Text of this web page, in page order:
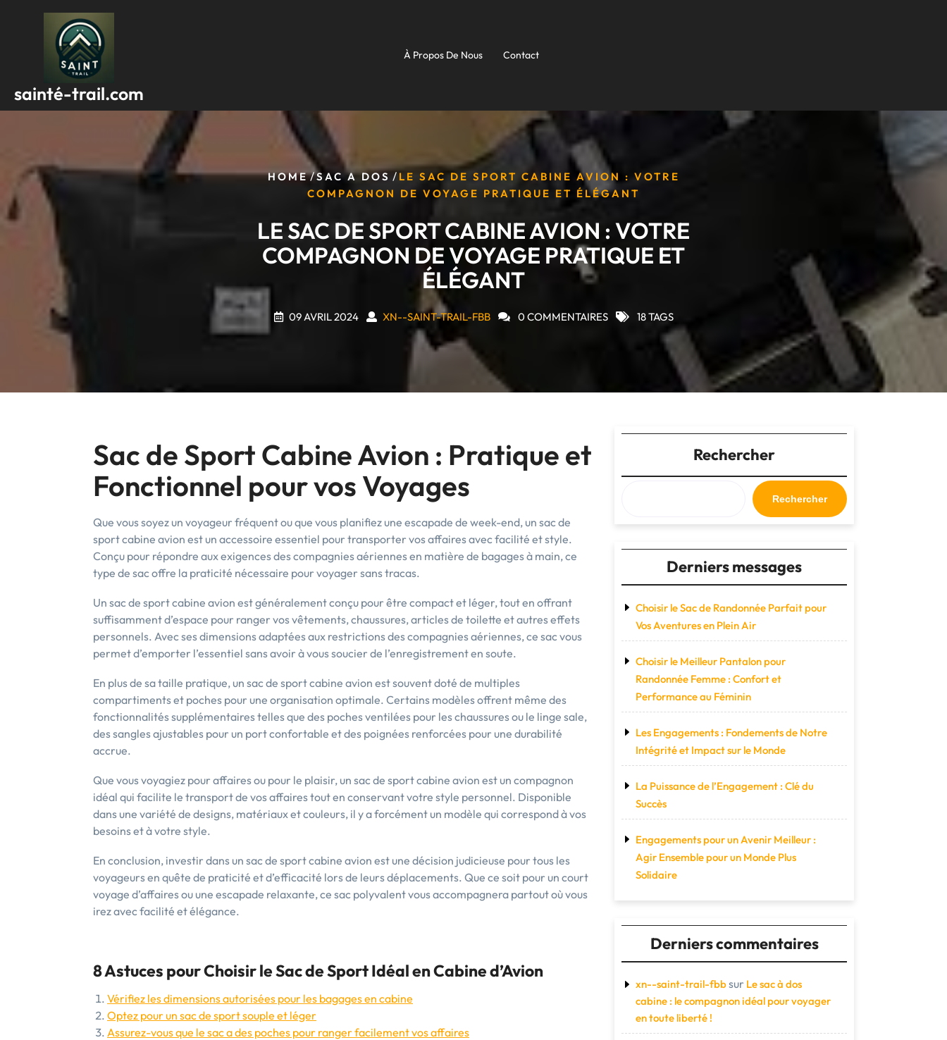
sainté-trail.com
À Propos De Nous Contact
HOME/SAC A DOS / LE SAC DE SPORT CABINE AVION : VOTRE
COMPAGNON DE VOYAGE PRATIQUE ET ÉLÉGANT
LE SAC DE SPORT CABINE AVION : VOTRE
COMPAGNON DE VOYAGE PRATIQUE ET
ÉLÉGANT
09 AVRIL 2024 XN--SAINT-TRAIL-FBB 0 COMMENTAIRES 18 TAGS
Sac de Sport Cabine Avion : Pratique et
Fonctionnel pour vos Voyages
Que vous soyez un voyageur fréquent ou que vous planifiez une escapade de week-end, un sac de
sport cabine avion est un accessoire essentiel pour transporter vos affaires avec facilité et style.
Conçu pour répondre aux exigences des compagnies aériennes en matière de bagages à main, ce
type de sac offre la praticité nécessaire pour voyager sans tracas.
Un sac de sport cabine avion est généralement conçu pour être compact et léger, tout en offrant
suffisamment d’espace pour ranger vos vêtements, chaussures, articles de toilette et autres effets
personnels. Avec ses dimensions adaptées aux restrictions des compagnies aériennes, ce sac vous
permet d’emporter l’essentiel sans avoir à vous soucier de l’enregistrement en soute.
En plus de sa taille pratique, un sac de sport cabine avion est souvent doté de multiples
compartiments et poches pour une organisation optimale. Certains modèles offrent même des
fonctionnalités supplémentaires telles que des poches ventilées pour les chaussures ou le linge sale,
des sangles ajustables pour un port confortable et des poignées renforcées pour une durabilité
accrue.
Que vous voyagiez pour affaires ou pour le plaisir, un sac de sport cabine avion est un compagnon
idéal qui facilite le transport de vos affaires tout en conservant votre style personnel. Disponible
dans une variété de designs, matériaux et couleurs, il y a forcément un modèle qui correspond à vos
besoins et à votre style.
En conclusion, investir dans un sac de sport cabine avion est une décision judicieuse pour tous les
voyageurs en quête de praticité et d’efficacité lors de leurs déplacements. Que ce soit pour un court
voyage d’affaires ou une escapade relaxante, ce sac polyvalent vous accompagnera partout où vous
irez avec facilité et élégance.
8 Astuces pour Choisir le Sac de Sport Idéal en Cabine d’Avion
Vérifiez les dimensions autorisées pour les bagages en cabine
Optez pour un sac de sport souple et léger
Assurez-vous que le sac a des poches pour ranger facilement vos affaires
Rechercher
Rechercher
Derniers messages
Choisir le Sac de Randonnée Parfait pour
Vos Aventures en Plein Air
Choisir le Meilleur Pantalon pour
Randonnée Femme : Confort et
Performance au Féminin
Les Engagements : Fondements de Notre
Intégrité et Impact sur le Monde
La Puissance de l’Engagement : Clé du
Succès
Engagements pour un Avenir Meilleur :
Agir Ensemble pour un Monde Plus
Solidaire
Derniers commentaires
xn--saint-trail-fbbsur Le sac à dos
cabine : le compagnon idéal pour voyager
en toute liberté !